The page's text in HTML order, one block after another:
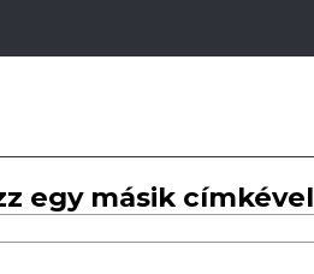
egy másik címkével